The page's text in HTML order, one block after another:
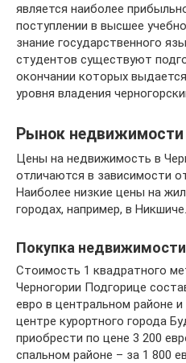
является наиболее
поступлении в высшее
знание государственного
студентов существуют
окончании которых
уровня владения
Рынок недвижимости
Цены на недвижимость в
отличаются в зависимости
Наиболее низкие цены на
городах, например, в Никшиче.
Покупка недвижимости
Стоимость 1 квадратного
Черногории Подгорице
евро в центральном районе
центре курортного города
приобрести по цене 3 200
спальном районе – за 1 800